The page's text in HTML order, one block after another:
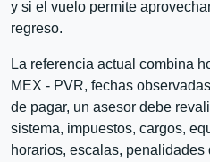
y si el vuelo permite
regreso.
La referencia actual combina
MEX - PVR, fechas
de pagar, un asesor debe
sistema, impuestos, cargos,
horarios, escalas, penalidades